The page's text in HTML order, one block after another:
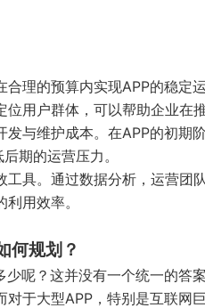
理的预算内实现APP的稳定
位用户群体，可以帮助企业
与维护成本。在APP的初期
期的运营压力。
具。通过数据分析，运营团
用效率。
何规划？
呢？这并没有一个统一的答
于大型APP，特别是互联网